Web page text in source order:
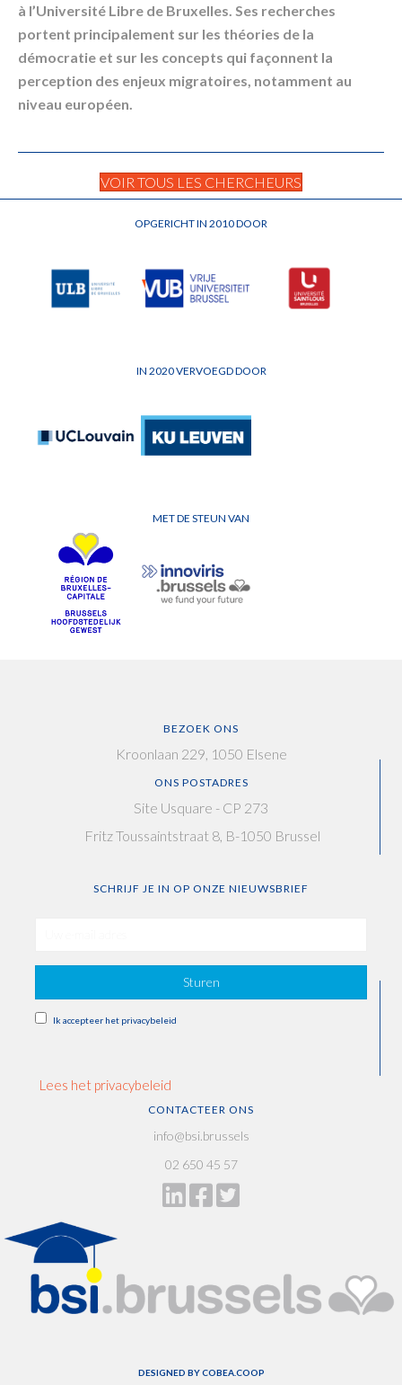
à l’Université Libre de Bruxelles. Ses recherches
portent principalement sur les théories de la
démocratie et sur les concepts qui façonnent la
perception des enjeux migratoires, notamment au
niveau européen.
VOIR TOUS LES CHERCHEURS
OPGERICHT IN 2010 DOOR
IN 2020 VERVOEGD DOOR
MET DE STEUN VAN
BEZOEK ONS
Kroonlaan 229, 1050 Elsene
ONS POSTADRES
Site Usquare - CP 273
Fritz Toussaintstraat 8, B-1050 Brussel
SCHRIJF JE IN OP ONZE NIEUWSBRIEF
Sturen
Ik accepteer het privacybeleid
Lees het privacybeleid
CONTACTEER ONS
info@bsi.brussels
02 650 45 57
DESIGNED BYCOBEA.COOP